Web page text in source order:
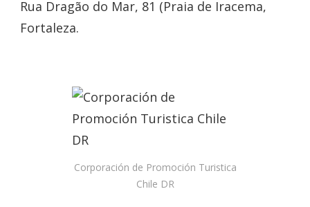
Rua Dragão do Mar, 81 (Praia de Iracema,
Fortaleza.
Corporación de Promoción Turistica
Chile DR